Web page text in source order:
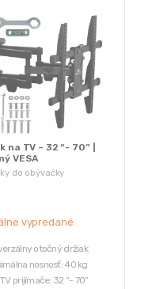
do obývačky
na TV – 32 “- 70” |
VESA
vypredané
otočný držiak
nosnosť: 40 kg
prijímače: 32 “- 70”